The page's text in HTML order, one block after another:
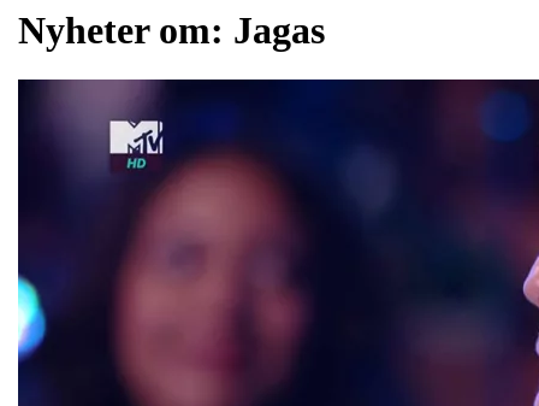
Nyheter om: Jagas